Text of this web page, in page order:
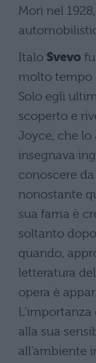
Morì nel
Italo Svevo
molto tempo
Solo egli
scoperto e
Joyce, che
insegnava
conoscere
nonostante
sua fama è
soltanto
quando,
letteratura
opera è
L’importanza
alla sua
all’ambiente